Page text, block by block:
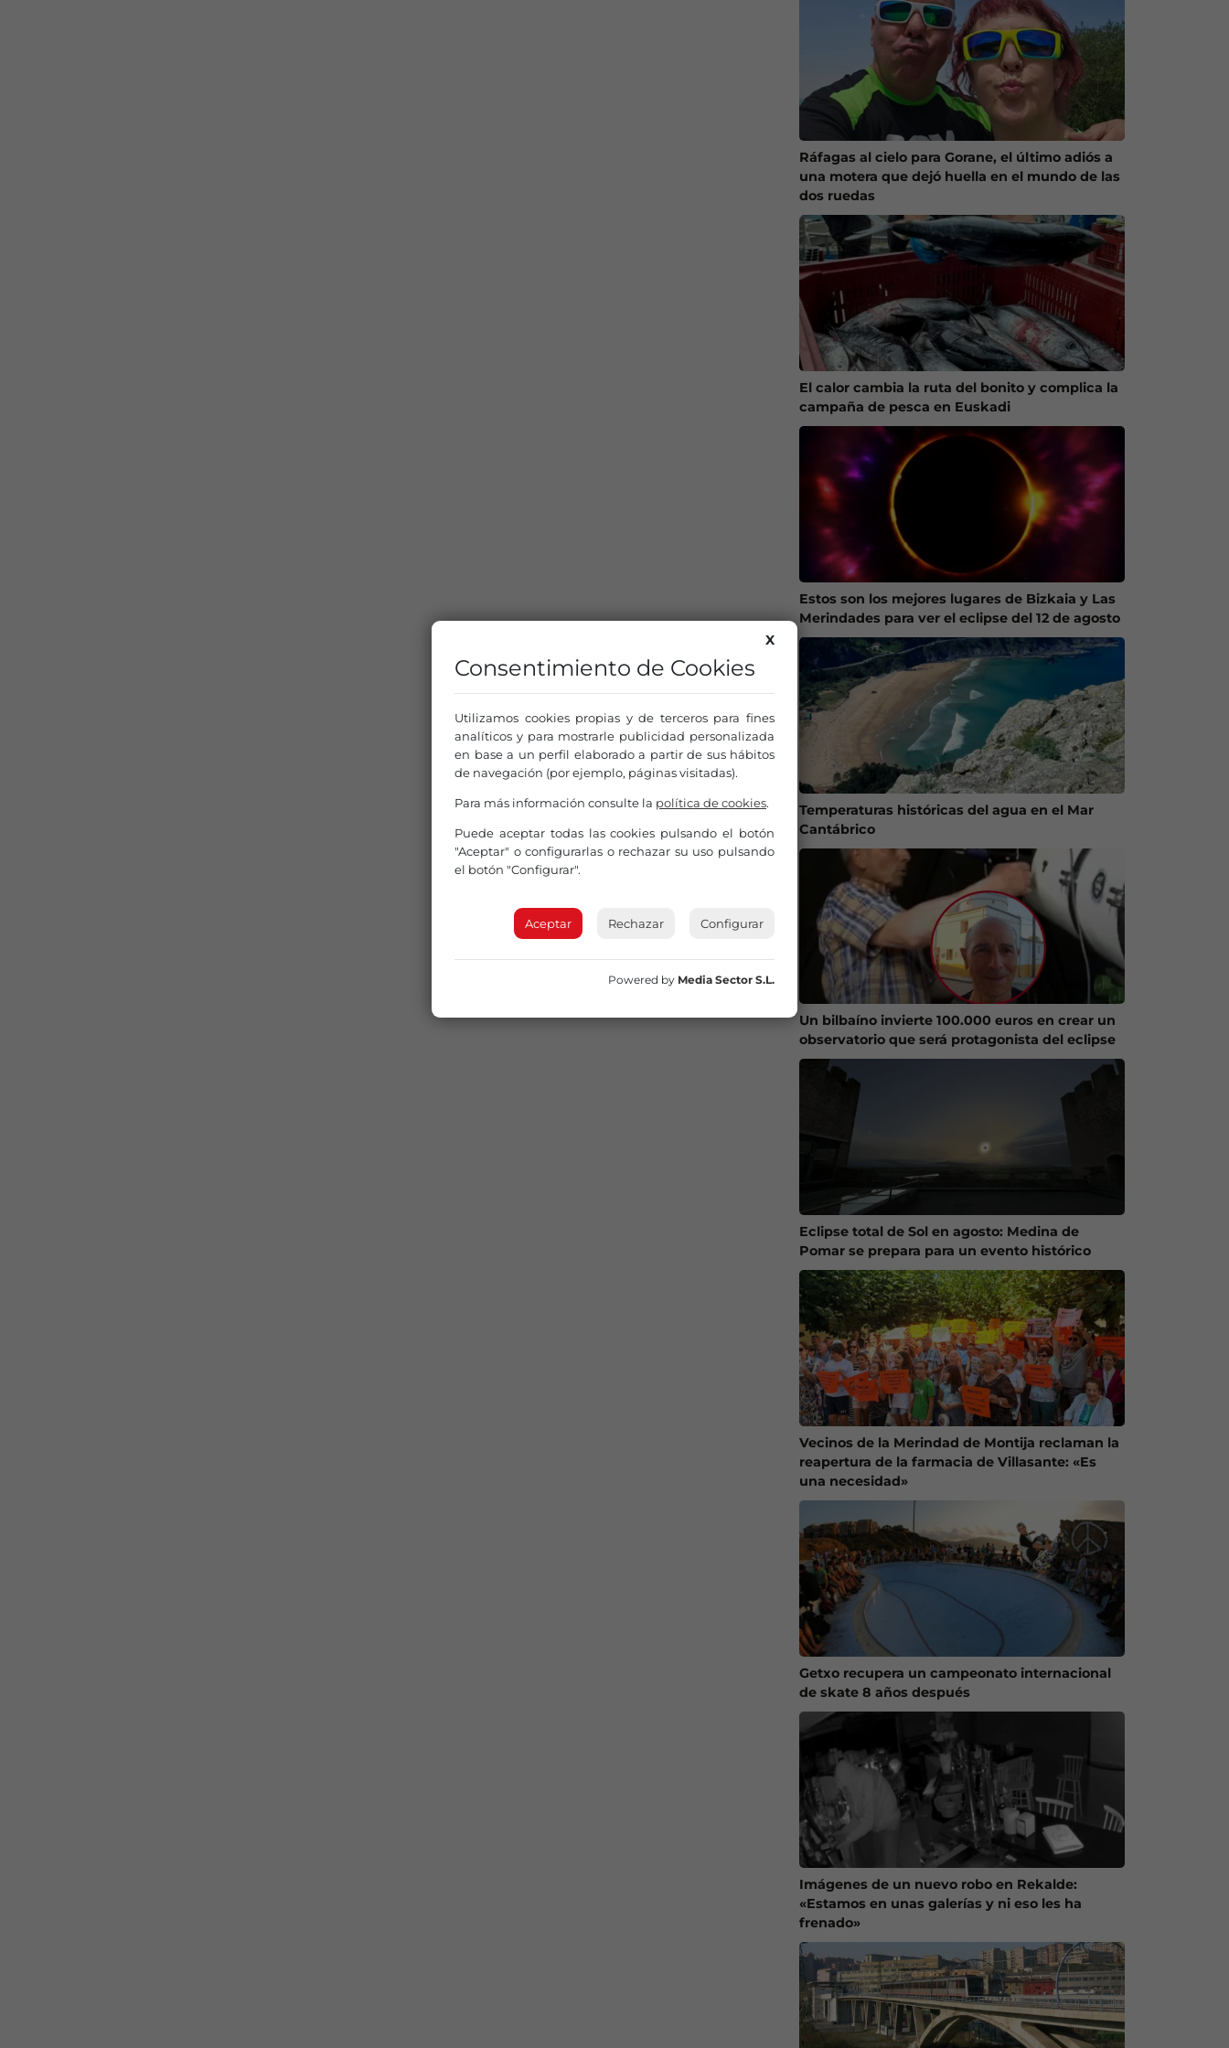
Ráfagas al cielo para Gorane, el último adiós a
una motera que dejó huella en el mundo de las
dos ruedas
El calor cambia la ruta del bonito y complica la
campaña de pesca en Euskadi
Estos son los mejores lugares de Bizkaia y Las
Merindades para ver el eclipse del 12 de agosto
Temperaturas históricas del agua en el Mar
Cantábrico
Un bilbaíno invierte 100.000 euros en crear un
observatorio que será protagonista del eclipse
Eclipse total de Sol en agosto: Medina de
Pomar se prepara para un evento histórico
Vecinos de la Merindad de Montija reclaman la
reapertura de la farmacia de Villasante: «Es
una necesidad»
Getxo recupera un campeonato internacional
de skate 8 años después
Imágenes de un nuevo robo en Rekalde:
«Estamos en unas galerías y ni eso les ha
frenado»
X
Consentimiento de Cookies
Utilizamos cookies propias y de terceros para fines
analíticos y para mostrarle publicidad personalizada
en base a un perfil elaborado a partir de sus hábitos
de navegación (por ejemplo, páginas visitadas).
Para más información consulte la política de cookies.
Puede aceptar todas las cookies pulsando el botón
"Aceptar" o configurarlas o rechazar su uso pulsando
el botón "Configurar".
Aceptar Rechazar Configurar
Powered by Media Sector S.L.